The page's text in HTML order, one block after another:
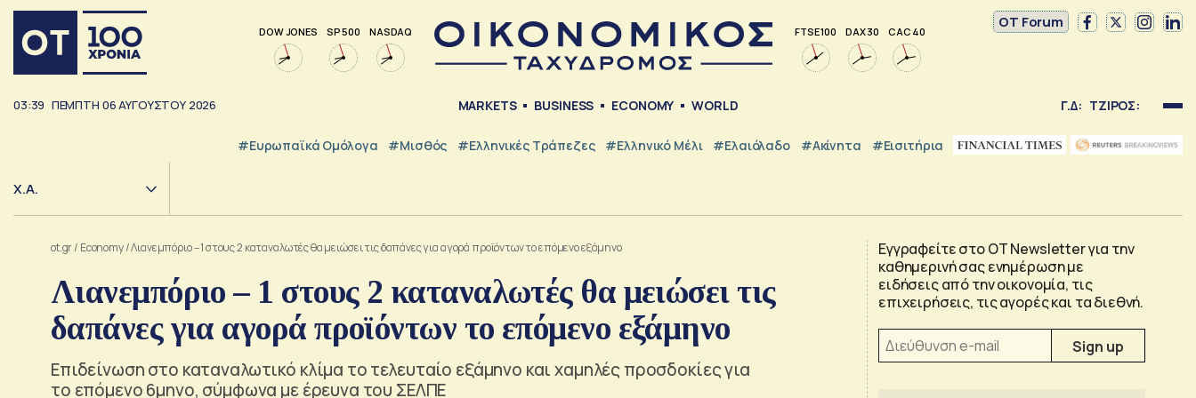
DOW JONES SP 500 NASDAQ FTSE 100 DAX 30 CAC 40
OT Forum
03:39 ΠΕΜΠΤΗ 06ΑΥΓΟΥΣΤΟΥ 2026 MARKETS BUSINESS ECONOMY WORLD Γ.Δ: ΤΖΙΡΟΣ:
#Ευρωπαϊκά Ομόλογα #Μισθός #ελληνικές Τράπεζες #Ελληνικό Μέλι #Ελαιόλαδο #Ακίνητα #εισιτήρια
Χ.Α.
ot.gr/ Economy/Λιανεμπόριο – 1 στους 2 καταναλωτές θα μειώσει τις δαπάνες για αγορά προϊόντων το επόμενο εξάμηνο
Λιανεμπόριο – 1 στους 2 καταναλωτές θα μειώσει τις
δαπάνες για αγορά προϊόντων το επόμενο εξάμηνο
Επιδείνωση στο καταναλωτικό κλίμα το τελευταίο εξάμηνο και χαμηλές προσδοκίες για
το επόμενο 6μηνο, σύμφωνα με έρευνα του ΣΕΛΠΕ
Εγγραφείτε στο OT Newsletter για την
καθημερινή σας ενημέρωση με
ειδήσεις από την οικονομία, τις
επιχειρήσεις, τις αγορές και τα διεθνή.